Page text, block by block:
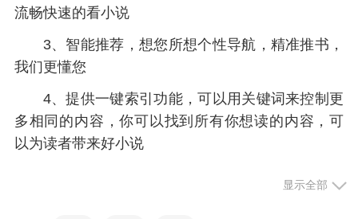
流畅快速的看小说
3、智能推荐，想您所想个性导航，精准推书，
我们更懂您
4、提供一键索引功能，可以用关键词来控制更
多相同的内容，你可以找到所有你想读的内容，可
以为读者带来好小说
5、打造几十种小说题材分类，方便读者根据兴
显示全部